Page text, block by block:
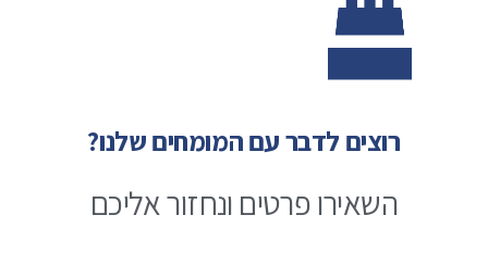
רוצים לדבר עם המומחים שלנו?
השאירו פרטים ונחזור אליכם